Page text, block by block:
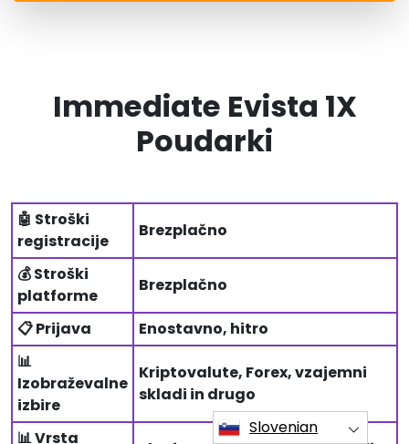
Immediate Evista 1X
Poudarki
🤖 Stroški
registracije
Brezplačno
💰 Stroški
platforme
Brezplačno
📋 Prijava
Enostavno, hitro
📊
Izobraževalne
izbire
Kriptovalute, Forex, vzajemni
skladi in drugo
📊 Vrsta
Slovenian